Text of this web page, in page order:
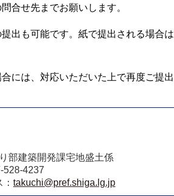
合せ先までお願いします。
出も可能です。紙で提出される場合
には、対応いただいた上で再度ご提出
部建築開発課宅地盛土係
528-4237
takuchi@pref.shiga.lg.jp